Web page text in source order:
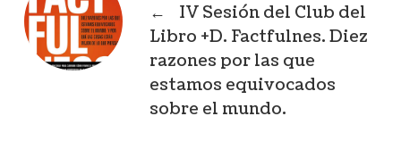
←
IV Sesión del Club del
Libro +D. Factfulnes. Diez
razones por las que
estamos equivocados
sobre el mundo.